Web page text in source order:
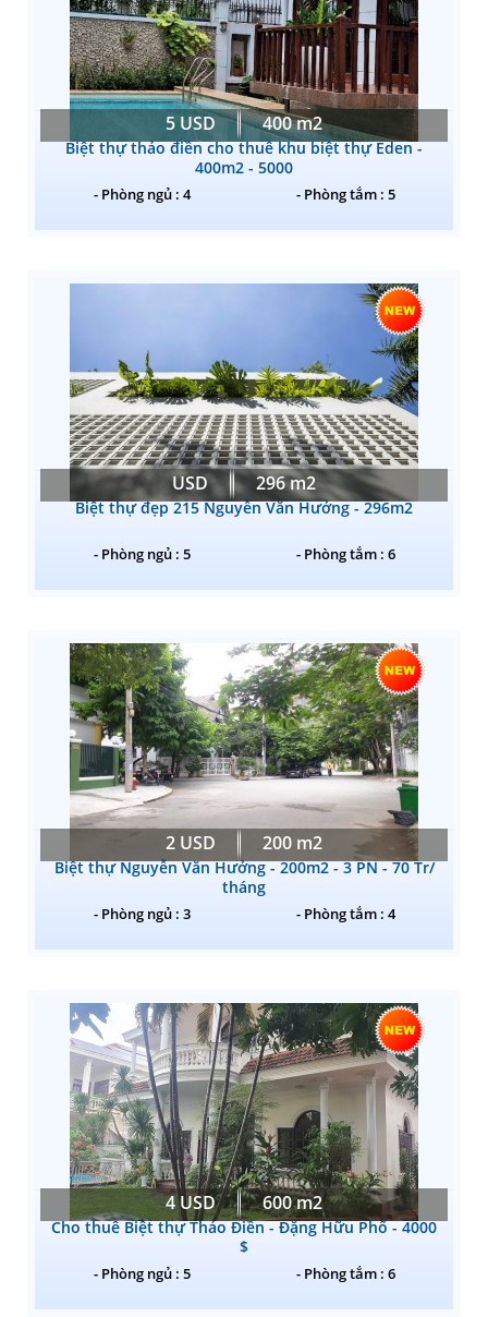
5 USD 400 m2
Biệt thự thảo điền cho thuê khu biệt thự Eden -
400m2 - 5000
- Phòng ngủ : 4 - Phòng tắm : 5
USD 296 m2
Biệt thự đẹp 215 Nguyễn Văn Hưởng - 296m2
- Phòng ngủ : 5 - Phòng tắm : 6
2 USD 200 m2
Biệt thự Nguyễn Văn Hưởng - 200m2 - 3 PN - 70 Tr/
tháng
- Phòng ngủ : 3 - Phòng tắm : 4
4 USD 600 m2
Cho thuê Biệt thự Thảo Điền - Đặng Hữu Phổ - 4000
$
- Phòng ngủ : 5 - Phòng tắm : 6